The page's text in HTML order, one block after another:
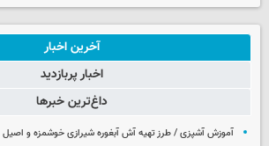
آخرین اخبار
اخبار پربازدید
داغ‌ترین خبرها
آموزش آشپزی / طرز تهیه آش آبغوره شیرازی خوشمزه و اصیل